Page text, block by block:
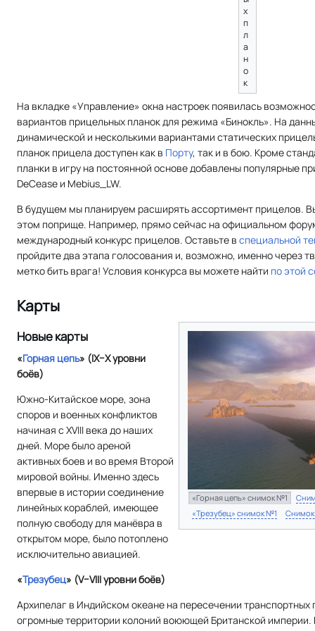
х
п
л
а
н
о
к
На вкладке «Управление» окна настроек появилась
вариантов прицельных планок для режима «Бинокль». На
динамической и несколькими вариантами статических
планок прицела доступен как в Порту, так и в бою. Кроме
планки в игру на постоянной основе добавлены популярные
DeCease и Mebius_LW.
В будущем мы планируем расширять ассортимент прицелов.
этом поприще. Например, прямо сейчас на официальном
международный конкурс прицелов. Оставьте в специальной
пройдите два этапа голосования и, возможно, именно через
метко бить врага! Условия конкурса вы можете найти по этой
Карты
«Горная цепь» снимок №1
«Трезубец» снимок №1
Новые карты
«Горная цепь» (IX–X уровни
боёв)
Южно-Китайское море, зона
споров и военных конфликтов
начиная с XVIII века до наших
дней. Море было ареной
активных боев и во время Второй
мировой войны. Именно здесь
впервые в истории соединение
линейных кораблей, имеющее
полную свободу для манёвра в
открытом море, было потоплено
исключительно авиацией.
«Трезубец» (V–VIII уровни боёв)
Архипелаг в Индийском океане на пересечении
огромные территории колоний воюющей Британской